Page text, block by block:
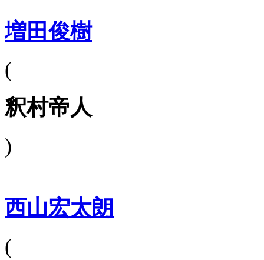
増田俊樹
(
釈村帝人
)
西山宏太朗
(